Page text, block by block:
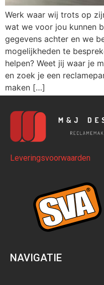
Werk waar wij trots op
wat we voor jou kunnen
gegevens achter en we
mogelijkheden te
helpen? Weet jij waar je
en zoek je een
maken […]
Leveringsvoorwaarden
NAVIGATIE